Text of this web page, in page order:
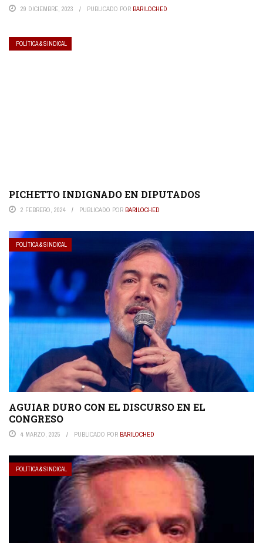
29 DICIEMBRE, 2023 PUBLICADO POR BARILOCHED
POLÍTICA & SINDICAL
PICHETTO INDIGNADO EN DIPUTADOS
2 FEBRERO, 2024 PUBLICADO POR BARILOCHED
POLÍTICA & SINDICAL
AGUIAR DURO CON EL DISCURSO EN EL
CONGRESO
4 MARZO, 2025 PUBLICADO POR BARILOCHED
POLÍTICA & SINDICAL